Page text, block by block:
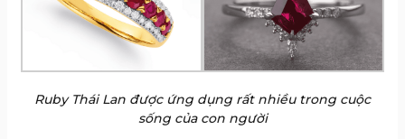
Ruby Thái Lan được ứng dụng rất nhiều trong cuộc
sống của con người